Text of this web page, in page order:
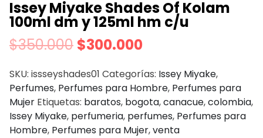
Issey Miyake Shades Of Kolam
100ml dm y 125ml hm c/u
$350.000 $300.000
SKU: issseyshades01 Categorías: Issey Miyake,
Perfumes, Perfumes para Hombre, Perfumes para
Mujer Etiquetas: baratos, bogota,canacue,colombia,
Issey Miyake, perfumeria, perfumes, Perfumes para
Hombre, Perfumes para Mujer,venta